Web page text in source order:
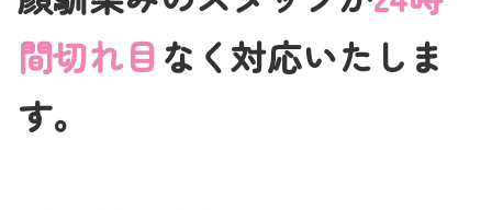
間切れ目なく対応いたしま
す。